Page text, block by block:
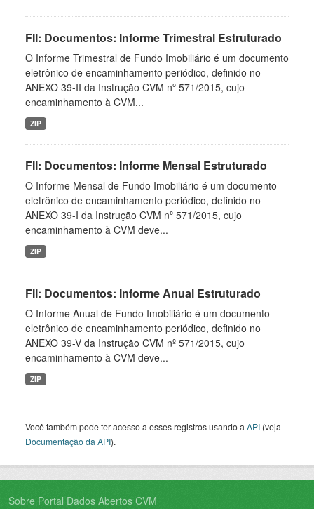
FII: Documentos: Informe Trimestral Estruturado
O Informe Trimestral de Fundo Imobiliário é um documento
eletrônico de encaminhamento periódico, definido no
ANEXO 39-II da Instrução CVM nº 571/2015, cujo
encaminhamento à CVM...
ZIP
FII: Documentos: Informe Mensal Estruturado
O Informe Mensal de Fundo Imobiliário é um documento
eletrônico de encaminhamento periódico, definido no
ANEXO 39-I da Instrução CVM nº 571/2015, cujo
encaminhamento à CVM deve...
ZIP
FII: Documentos: Informe Anual Estruturado
O Informe Anual de Fundo Imobiliário é um documento
eletrônico de encaminhamento periódico, definido no
ANEXO 39-V da Instrução CVM nº 571/2015, cujo
encaminhamento à CVM deve...
ZIP
Você também pode ter acesso a esses registros usando a API (veja
Documentação da API).
Sobre Portal Dados Abertos CVM